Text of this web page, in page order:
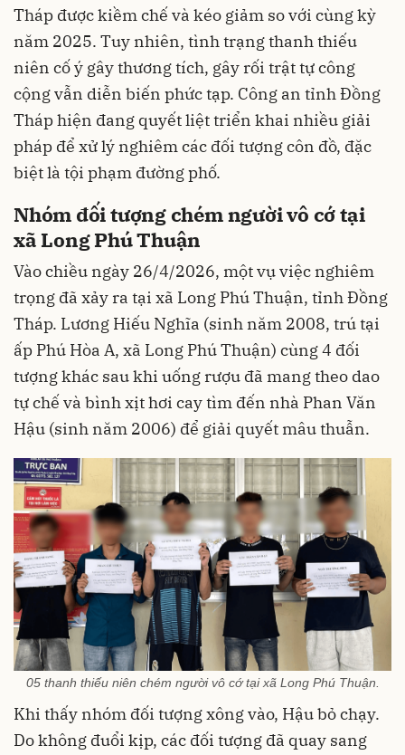
Tháp được kiềm chế và kéo giảm so với cùng kỳ
năm 2025. Tuy nhiên, tình trạng thanh thiếu
niên cố ý gây thương tích, gây rối trật tự công
cộng vẫn diễn biến phức tạp. Công an tỉnh Đồng
Tháp hiện đang quyết liệt triển khai nhiều giải
pháp để xử lý nghiêm các đối tượng côn đồ, đặc
biệt là tội phạm đường phố.
Nhóm đối tượng chém người vô cớ tại
xã Long Phú Thuận
Vào chiều ngày 26/4/2026, một vụ việc nghiêm
trọng đã xảy ra tại xã Long Phú Thuận, tỉnh Đồng
Tháp. Lương Hiếu Nghĩa (sinh năm 2008, trú tại
ấp Phú Hòa A, xã Long Phú Thuận) cùng 4 đối
tượng khác sau khi uống rượu đã mang theo dao
tự chế và bình xịt hơi cay tìm đến nhà Phan Văn
Hậu (sinh năm 2006) để giải quyết mâu thuẫn.
05 thanh thiếu niên chém người vô cớ tại xã Long Phú Thuận.
Khi thấy nhóm đối tượng xông vào, Hậu bỏ chạy.
Do không đuổi kịp, các đối tượng đã quay sang